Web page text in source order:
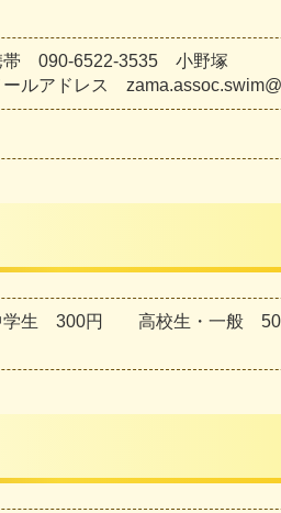
090-6522-3535 小野塚
中学生 300円 高校生・一般